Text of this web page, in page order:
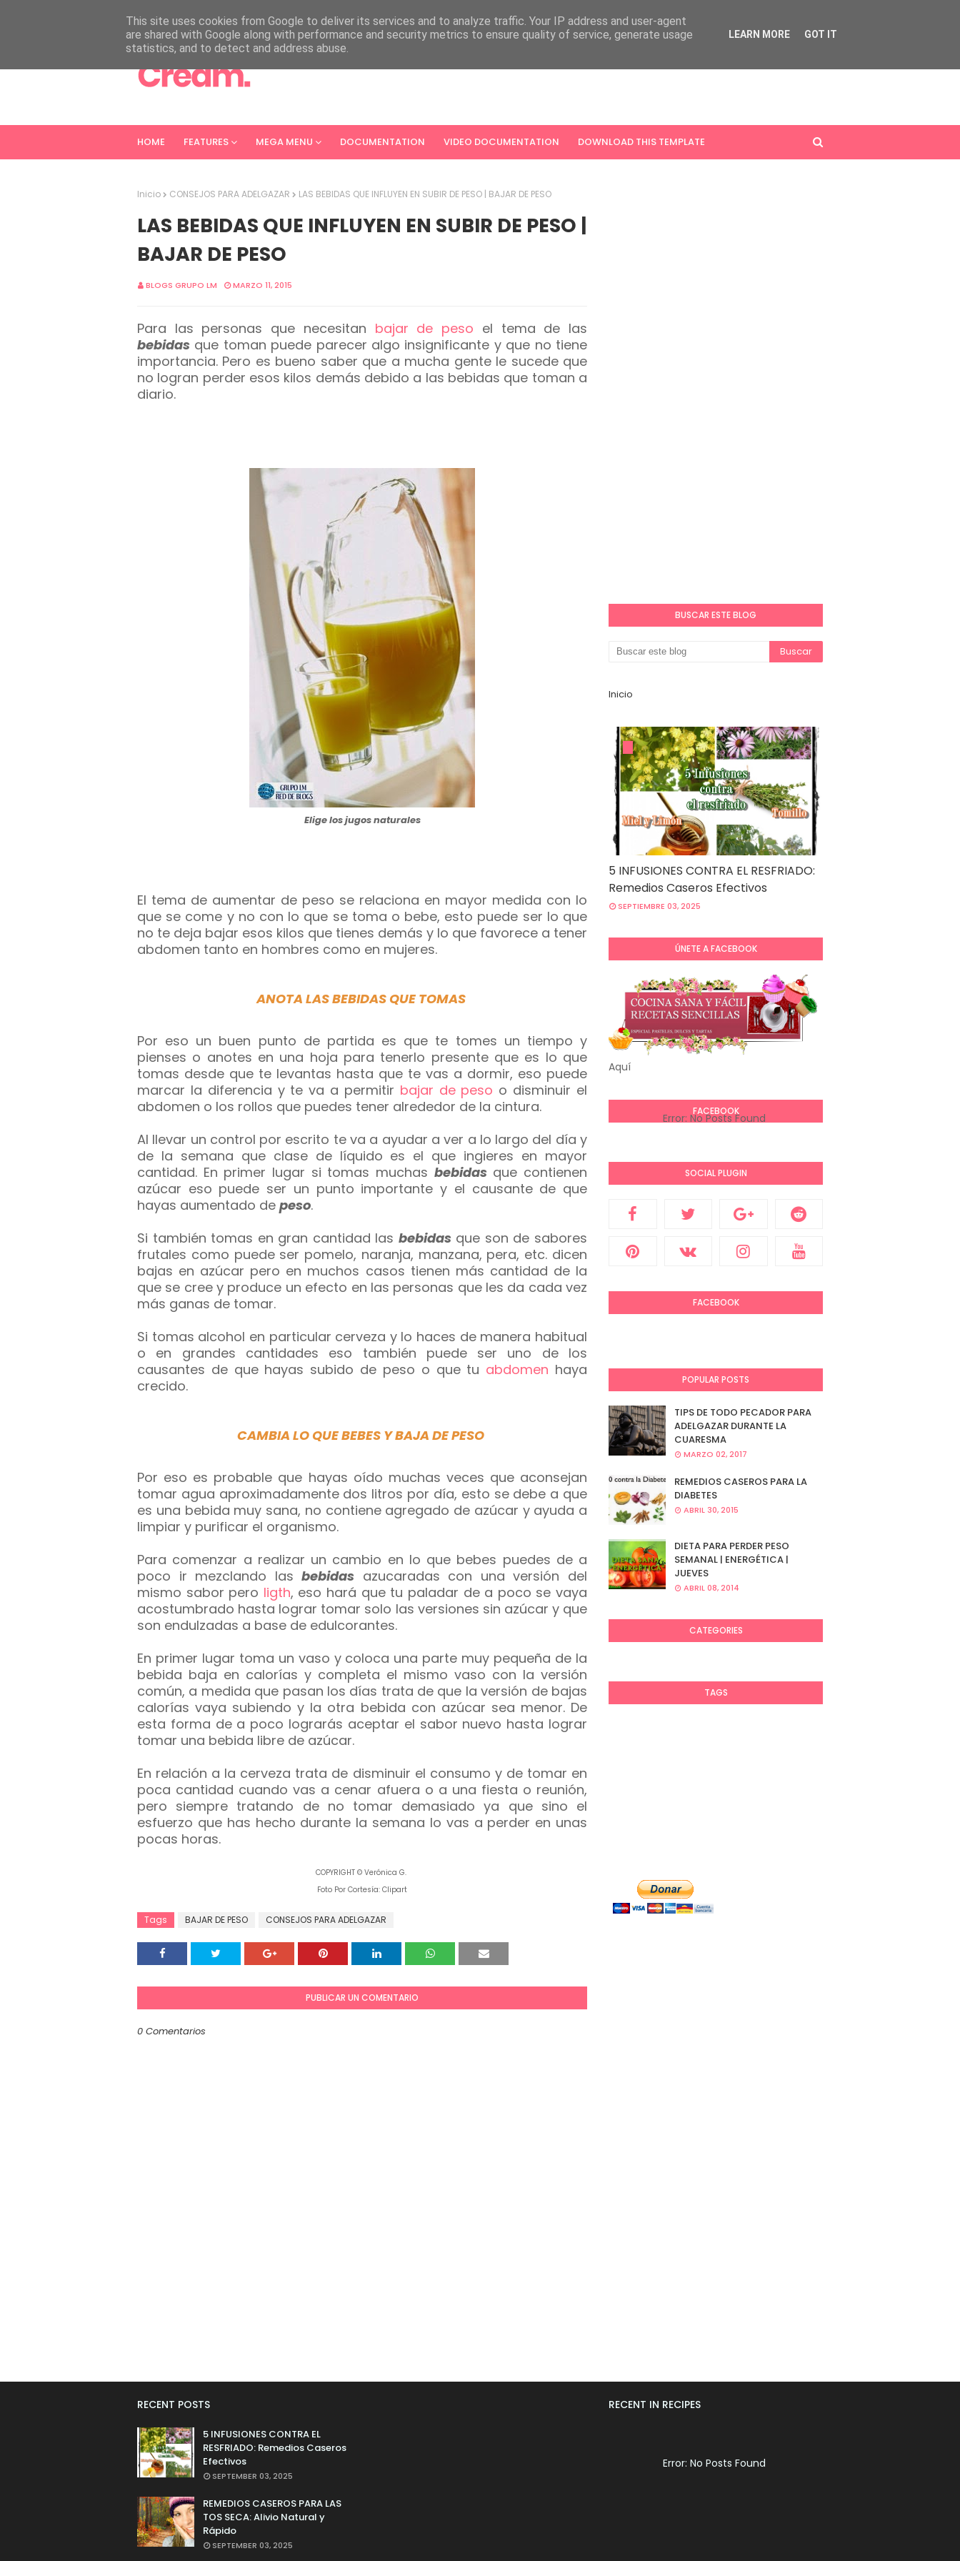
HOME FEATURES MEGA MENU DOCUMENTATION VIDEO DOCUMENTATION DOWNLOAD THIS TEMPLATE
Inicio CONSEJOS PARA ADELGAZAR LAS BEBIDAS QUE INFLUYEN EN SUBIR DE PESO | BAJAR DE PESO
LAS BEBIDAS QUE INFLUYEN EN SUBIR DE PESO |
BAJAR DE PESO
BLOGS GRUPO LM MARZO 11, 2015
Para las personas que necesitan bajar de peso el tema de las
bebidas que toman puede parecer algo insignificante y que no tiene
importancia. Pero es bueno saber que a mucha gente le sucede que
no logran perder esos kilos demás debido a las bebidas que toman a
diario.
Elige los jugos naturales
El tema de aumentar de peso se relaciona en mayor medida con lo
que se come y no con lo que se toma o bebe, esto puede ser lo que
no te deja bajar esos kilos que tienes demás y lo que favorece a tener
abdomen tanto en hombres como en mujeres.
ANOTA LAS BEBIDAS QUE TOMAS
Por eso un buen punto de partida es que te tomes un tiempo y
pienses o anotes en una hoja para tenerlo presente que es lo que
tomas desde que te levantas hasta que te vas a dormir, eso puede
marcar la diferencia y te va a permitir bajar de peso o disminuir el
abdomen o los rollos que puedes tener alrededor de la cintura.
Al llevar un control por escrito te va a ayudar a ver a lo largo del día y
de la semana que clase de líquido es el que ingieres en mayor
cantidad. En primer lugar si tomas muchas bebidas que contienen
azúcar eso puede ser un punto importante y el causante de que
hayas aumentado de peso.
Si también tomas en gran cantidad las bebidas que son de sabores
frutales como puede ser pomelo, naranja, manzana, pera, etc. dicen
bajas en azúcar pero en muchos casos tienen más cantidad de la
que se cree y produce un efecto en las personas que les da cada vez
más ganas de tomar.
Si tomas alcohol en particular cerveza y lo haces de manera habitual
o en grandes cantidades eso también puede ser uno de los
causantes de que hayas subido de peso o que tu abdomen haya
crecido.
CAMBIA LO QUE BEBES Y BAJA DE PESO
Por eso es probable que hayas oído muchas veces que aconsejan
tomar agua aproximadamente dos litros por día, esto se debe a que
es una bebida muy sana, no contiene agregado de azúcar y ayuda a
limpiar y purificar el organismo.
Para comenzar a realizar un cambio en lo que bebes puedes de a
poco ir mezclando lasbebidas azucaradas con una versión del
mismo sabor pero ligth, eso hará que tu paladar de a poco se vaya
acostumbrado hasta lograr tomar solo las versiones sin azúcar y que
son endulzadas a base de edulcorantes.
En primer lugar toma un vaso y coloca una parte muy pequeña de la
bebida baja en calorías y completa el mismo vaso con la versión
común, a medida que pasan los días trata de que la versión de bajas
calorías vaya subiendo y la otra bebida con azúcar sea menor. De
esta forma de a poco lograrás aceptar el sabor nuevo hasta lograr
tomar una bebida libre de azúcar.
En relación a la cerveza trata de disminuir el consumo y de tomar en
poca cantidad cuando vas a cenar afuera o a una fiesta o reunión,
pero siempre tratando de no tomar demasiado ya que sino el
esfuerzo que has hecho durante la semana lo vas a perder en unas
pocas horas.
COPYRIGHT © Verónica G.
Foto Por Cortesía: Clipart
Tags BAJAR DE PESO CONSEJOS PARA ADELGAZAR
PUBLICAR UN COMENTARIO
0 Comentarios
BUSCAR ESTE BLOG
Inicio
5 INFUSIONES CONTRA EL RESFRIADO:
Remedios Caseros Efectivos
SEPTIEMBRE 03, 2025
ÚNETE A FACEBOOK
Aquí
FACEBOOK
Error: No Posts Found
SOCIAL PLUGIN
FACEBOOK
POPULAR POSTS
TIPS DE TODO PECADOR PARA
ADELGAZAR DURANTE LA
CUARESMA
MARZO 02, 2017
REMEDIOS CASEROS PARA LA
DIABETES
ABRIL 30, 2015
DIETA PARA PERDER PESO
SEMANAL | ENERGÉTICA |
JUEVES
ABRIL 08, 2014
CATEGORIES
TAGS
RECENT POSTS
5 INFUSIONES CONTRA EL
RESFRIADO: Remedios Caseros
Efectivos
SEPTEMBER 03, 2025
REMEDIOS CASEROS PARA LAS
TOS SECA: Alivio Natural y
Rápido
SEPTEMBER 03, 2025
RECENT IN RECIPES
Error: No Posts Found
This site uses cookies from Google to deliver its services and to analyze traffic. Your IP address and user-agent
are shared with Google along with performance and security metrics to ensure quality of service, generate usage
statistics, and to detect and address abuse.
LEARN MORE GOT IT